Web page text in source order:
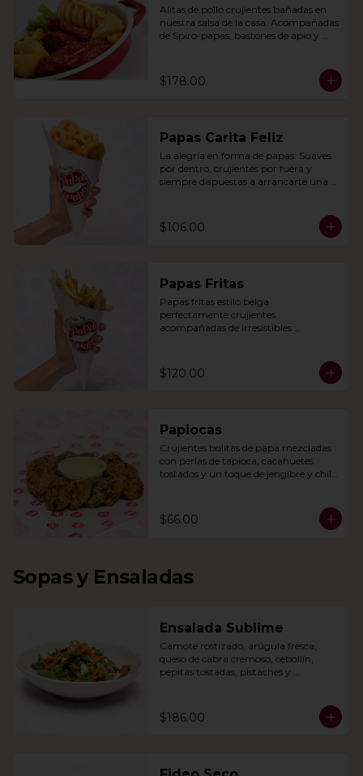
Alitas de pollo crujientes bañadas en
nuestra salsa de la casa. Acompañadas
de Spiro-papas, bastones de apio y
$178.00
Papas Carita Feliz
La alegría en forma de papas. Suaves
por dentro, crujientes por fuera y
siempre dispuestas a arrancarte una
$106.00
Papas Fritas
Papas fritas estilo belga
perfectamente crujientes
acompañadas de irresistibles
$120.00
Papiocas
Crujientes bolitas de papa mezcladas
con perlas de tapioca, cacahuetes
tostados y un toque de jengibre y chile
$66.00
Sopas y Ensaladas
Ensalada Sublime
Camote rostizado, arúgula fresca,
queso de cabra cremoso, cebollín,
pepitas tostadas, pistaches y
$186.00